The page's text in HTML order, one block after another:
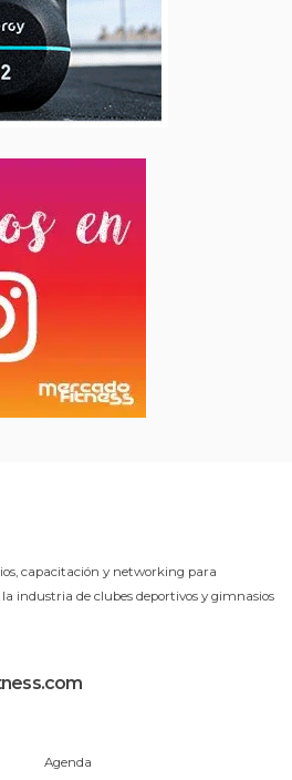
capacitación y networking para
industria de clubes deportivos y gimnasios
Agenda